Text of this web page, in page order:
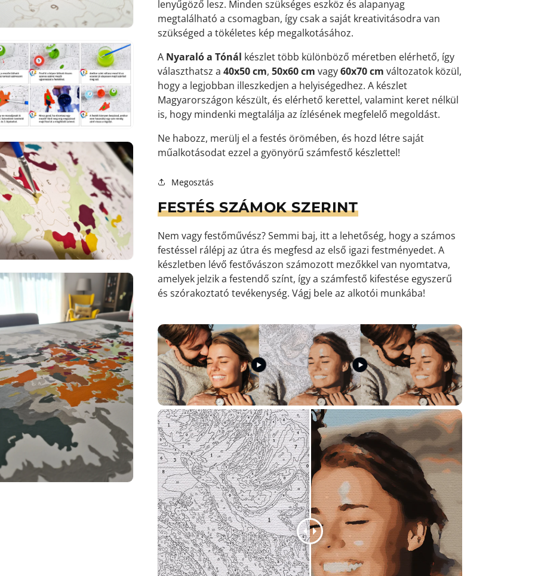
8.
médiafájl
megnyitása
galérianézetben
médiafájl
megnyitása
galérianézetben
10.
médiafájl
megnyitása
galérianézetben
lenyűgöző lesz. Minden szükséges eszköz és alapanyag
megtalálható a csomagban, így csak a saját kreativitásodra van
szükséged a tökéletes kép megalkotásához.
A Nyaraló a Tónál készlet több különböző méretben elérhető, így
választhatsz a 40x50 cm, 50x60 cm vagy60x70 cm változatok közül,
hogy a legjobban illeszkedjen a helyiségedhez. A készlet
Magyarországon készült, és elérhető kerettel, valamint keret nélkül
is, hogy mindenki megtalálja az ízlésének megfelelő megoldást.
Ne habozz, merülj el a festés örömében, és hozd létre saját
műalkotásodat ezzel a gyönyörű számfestő készlettel!
Megosztás
FESTÉS SZÁMOK SZERINT
Nem vagy festőművész? Semmi baj, itt a lehetőség, hogy a számos
festéssel rálépj az útra és megfesd az első igazi festményedet. A
készletben lévő festővászon számozott mezőkkel van nyomtatva,
amelyek jelzik a festendő színt, így a számfestő kifestése egyszerű
és szórakoztató tevékenység. Vágj bele az alkotói munkába!